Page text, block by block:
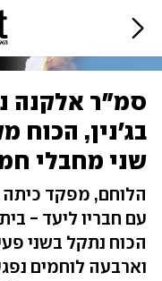
סמ"ר אלקנה
בג'נין, הכוח
שני מחבלי
עם חבריו ליעד -
הכוח נתקל בשני
וארבעה לוחמים